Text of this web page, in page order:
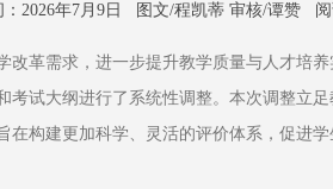
2026年7月9日 图文/程凯蒂 审核/谭赞阅
改革需求，进一步提升教学质量与人才培
考试大纲进行了系统性调整。本次调整立足
在构建更加科学、灵活的评价体系，促进